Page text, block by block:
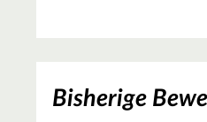
Bisherige